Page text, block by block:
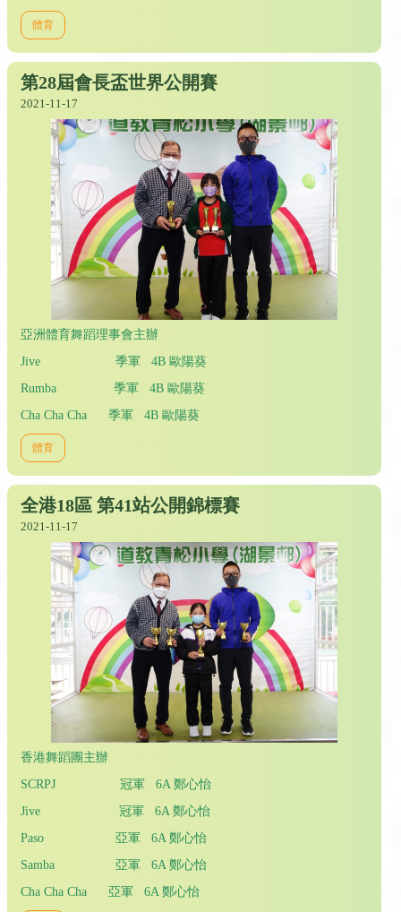
體育
第28屆會長盃世界公開賽
2021-11-17
亞洲體育舞蹈理事會主辦
Jive 季軍 4B 歐陽葵
Rumba 季軍 4B 歐陽葵
Cha Cha Cha 季軍 4B 歐陽葵
體育
全港18區 第41站公開錦標賽
2021-11-17
香港舞蹈團主辦
SCRPJ 冠軍 6A 鄭心怡
Jive 冠軍 6A 鄭心怡
Paso 亞軍 6A 鄭心怡
Samba 亞軍 6A 鄭心怡
Cha Cha Cha 亞軍 6A 鄭心怡